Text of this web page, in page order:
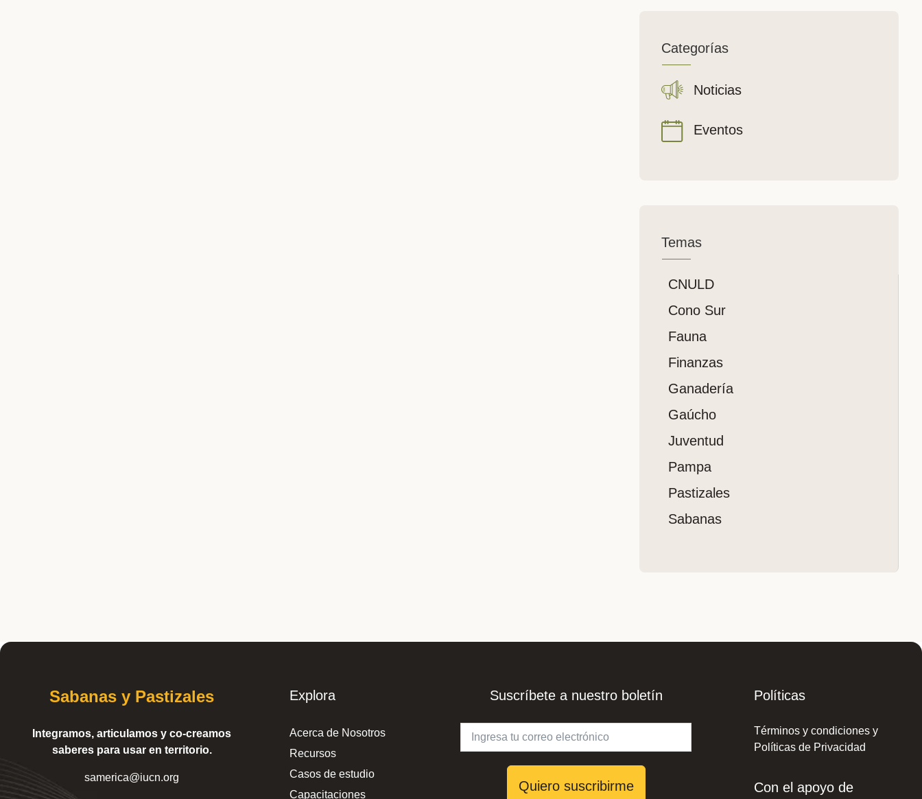
Categorías
Noticias
Eventos
Temas
CNULD
Cono Sur
Fauna
Finanzas
Ganadería
Gaúcho
Juventud
Pampa
Pastizales
Sabanas
Sabanas y Pastizales
Integramos, articulamos y co-creamos
saberes para usar en territorio.
samerica@iucn.org
Explora
Acerca de Nosotros
Recursos
Casos de estudio
Capacitaciones
Suscríbete a nuestro boletín
Quiero suscribirme
Políticas
Términos y condiciones y
Políticas de Privacidad
Con el apoyo de